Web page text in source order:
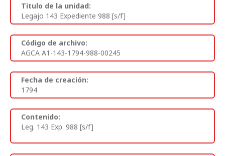
Titulo de la unidad:
Legajo 143 Expediente 988 [s/f]
Código de archivo:
AGCA A1-143-1794-988-00245
Fecha de creación:
1794
Contenido:
Leg. 143 Exp. 988 [s/f]